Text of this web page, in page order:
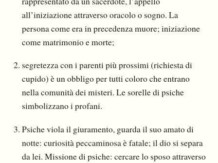
all’iniziazione attraverso oracolo o sogno. La
persona come era in precedenza muore; iniziazione
come matrimonio e morte;
segretezza con i parenti più prossimi (richiesta di
cupido) è un obbligo per tutti coloro che entrano
nella comunità dei misteri. Le sorelle di psiche
simbolizzano i profani.
Psiche viola il giuramento, guarda il suo amato di
notte: curiosità peccaminosa è fatale; il dio si separa
da lei. Missione di psiche: cercare lo sposo attraverso